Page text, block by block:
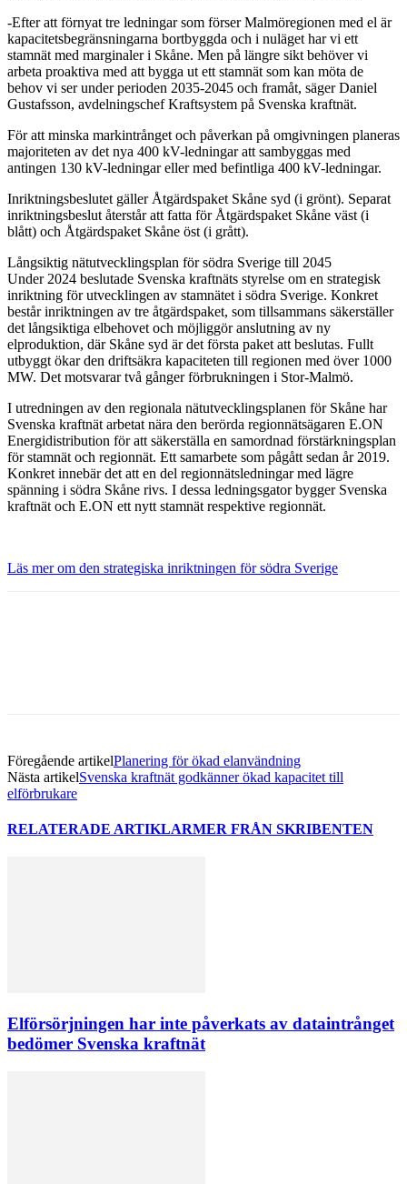
-Efter att förnyat tre ledningar som förser Malmöregionen med el är
kapacitetsbegränsningarna bortbyggda och i nuläget har vi ett
stamnät med marginaler i Skåne. Men på längre sikt behöver vi
arbeta proaktiva med att bygga ut ett stamnät som kan möta de
behov vi ser under perioden 2035-2045 och framåt, säger Daniel
Gustafsson, avdelningschef Kraftsystem på Svenska kraftnät.
För att minska markintrånget och påverkan på omgivningen planeras
majoriteten av det nya 400 kV-ledningar att sambyggas med
antingen 130 kV-ledningar eller med befintliga 400 kV-ledningar.
Inriktningsbeslutet gäller Åtgärdspaket Skåne syd (i grönt). Separat
inriktningsbeslut återstår att fatta för Åtgärdspaket Skåne väst (i
blått) och Åtgärdspaket Skåne öst (i grått).
Långsiktig nätutvecklingsplan för södra Sverige till 2045
Under 2024 beslutade Svenska kraftnäts styrelse om en strategisk
inriktning för utvecklingen av stamnätet i södra Sverige. Konkret
består inriktningen av tre åtgärdspaket, som tillsammans säkerställer
det långsiktiga elbehovet och möjliggör anslutning av ny
elproduktion, där Skåne syd är det första paket att beslutas. Fullt
utbyggt ökar den driftsäkra kapaciteten till regionen med över 1000
MW. Det motsvarar två gånger förbrukningen i Stor-Malmö.
I utredningen av den regionala nätutvecklingsplanen för Skåne har
Svenska kraftnät arbetat nära den berörda regionnätsägaren E.ON
Energidistribution för att säkerställa en samordnad förstärkningsplan
för stamnät och regionnät. Ett samarbete som pågått sedan år 2019.
Konkret innebär det att en del regionnätsledningar med lägre
spänning i södra Skåne rivs. I dessa ledningsgator bygger Svenska
kraftnät och E.ON ett nytt stamnät respektive regionnät.
Läs mer om den strategiska inriktningen för södra Sverige
Föregående artikelPlanering för ökad elanvändning
Nästa artikelSvenska kraftnät godkänner ökad kapacitet till
elförbrukare
RELATERADE ARTIKLARMER FRÅN SKRIBENTEN
Elförsörjningen har inte påverkats av dataintrånget
bedömer Svenska kraftnät